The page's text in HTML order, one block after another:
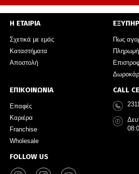
Η ΕΤΑΙΡΙΑ
Σχετικά με εμάς
Καταστήματα
Αποστολή
Πως
Πληρωμή
ΕΠΙΚΟΙΝΩΝΙΑ
Επαφές
Καριέρα
Franchise
Wholesale
FOLLOW US
CALL